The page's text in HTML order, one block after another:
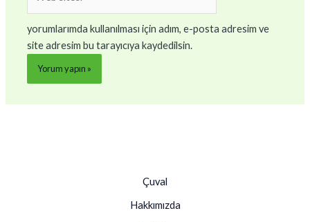
yorumlarımda kullanılması için adım, e-posta adresim ve
site adresim bu tarayıcıya kaydedilsin.
Çuval
Hakkımızda